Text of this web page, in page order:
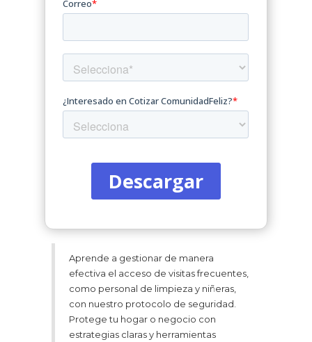
Aprende a gestionar de manera
efectiva el acceso de visitas frecuentes,
como personal de limpieza y niñeras,
con nuestro protocolo de seguridad.
Protege tu hogar o negocio con
estrategias claras y herramientas